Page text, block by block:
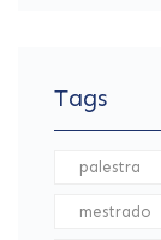
Tags
palestra
mestrado